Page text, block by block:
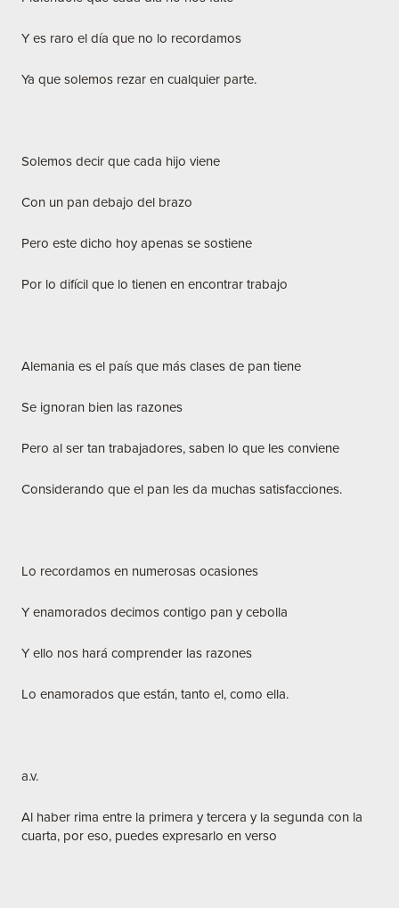
Y es raro el día que no lo recordamos
Ya que solemos rezar en cualquier parte.
Solemos decir que cada hijo viene
Con un pan debajo del brazo
Pero este dicho hoy apenas se sostiene
Por lo difícil que lo tienen en encontrar trabajo
Alemania es el país que más clases de pan tiene
Se ignoran bien las razones
Pero al ser tan trabajadores, saben lo que les conviene
Considerando que el pan les da muchas satisfacciones.
Lo recordamos en numerosas ocasiones
Y enamorados decimos contigo pan y cebolla
Y ello nos hará comprender las razones
Lo enamorados que están, tanto el, como ella.
a.v.
Al haber rima entre la primera y tercera y la segunda con la
cuarta, por eso, puedes expresarlo en verso